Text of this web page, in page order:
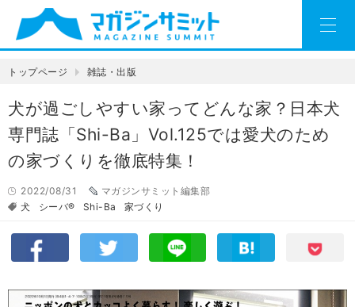
トップページ 雑誌・出版
犬が過ごしやすい家ってどんな家？日本犬
専門誌「Shi-Ba」Vol.125では愛犬のため
の家づくりを徹底特集！
2022/08/31
マガジンサミット編集部
犬
シーバ® Shi-Ba 家づくり